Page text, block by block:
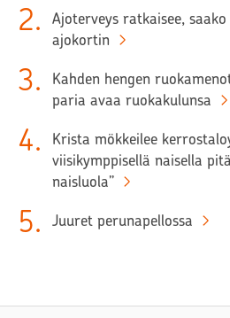
2.
Ajoterveys ratkaisee,
ajokortin
3.
Kahden hengen
paria avaa ruokakulunsa
4.
Krista mökkeilee
viisikymppisellä naisella
naisluola”
5. Juuret perunapellossa